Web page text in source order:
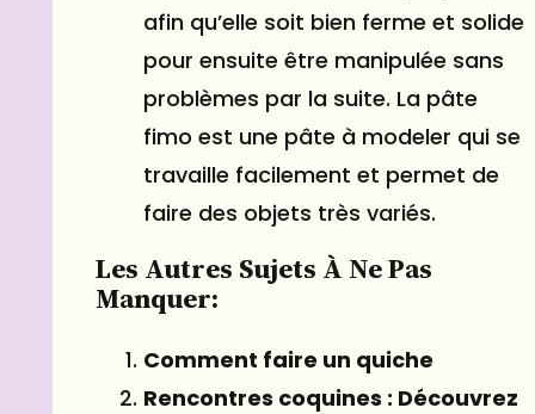
afin qu’elle soit bien ferme et solide
pour ensuite être manipulée sans
problèmes par la suite. La pâte
fimo est une pâte à modeler qui se
travaille facilement et permet de
faire des objets très variés.
Les Autres Sujets À Ne Pas
Manquer:
Comment faire un quiche
Rencontres coquines : Découvrez